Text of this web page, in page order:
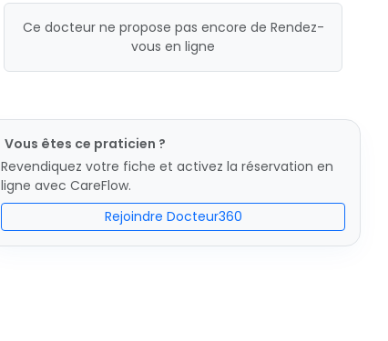
Ce docteur ne propose pas encore de Rendez-
vous en ligne
Vous êtes ce praticien ?
Revendiquez votre fiche et activez la réservation en
ligne avec CareFlow.
Rejoindre Docteur360